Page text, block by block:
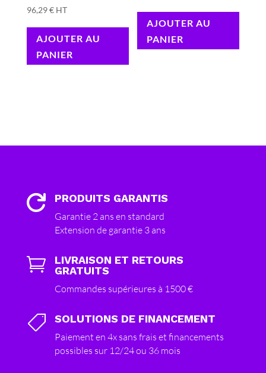
96,29€ HT
AJOUTER AU
PANIER
AJOUTER AU
PANIER
 PRODUITS GARANTIS
Garantie 2 ans en standard
Extension de garantie 3 ans

LIVRAISON ET RETOURS
GRATUITS
Commandes supérieures à 1500 €
 SOLUTIONS DE FINANCEMENT
Paiement en 4x sans frais et financements
possibles sur 12/24 ou 36 mois